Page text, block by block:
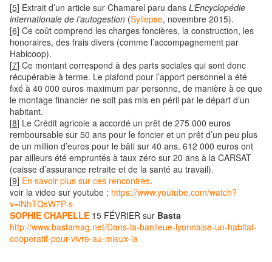
[5] Extrait d’un article sur Chamarel paru dans L’Encyclopédie
internationale de l’autogestion (Syllepse, novembre 2015).
[6] Ce coût comprend les charges foncières, la construction, les
honoraires, des frais divers (comme l’accompagnement par
Habicoop).
[7] Ce montant correspond à des parts sociales qui sont donc
récupérable à terme. Le plafond pour l’apport personnel a été
fixé à 40 000 euros maximum par personne, de manière à ce que
le montage financier ne soit pas mis en péril par le départ d’un
habitant.
[8] Le Crédit agricole a accordé un prêt de 275 000 euros
remboursable sur 50 ans pour le foncier et un prêt d’un peu plus
de un million d’euros pour le bâti sur 40 ans. 612 000 euros ont
par ailleurs été empruntés à taux zéro sur 20 ans à la CARSAT
(caisse d’assurance retraite et de la santé au travail).
[9] En savoir plus sur ces rencontres.
voir la video sur youtube : https://www.youtube.com/watch?
v=iNhTQsW7P-s
SOPHIE CHAPELLE 15 FÉVRIER sur Basta
http://www.bastamag.net/Dans-la-banlieue-lyonnaise-un-habitat-
cooperatif-pour-vivre-au-mieux-la